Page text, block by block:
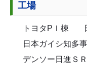
工場
トヨタPＩ棟
日本ガイシ知多
デンソー日進ＳＲ